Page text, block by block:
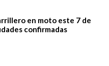
en moto este 7 de
confirmadas